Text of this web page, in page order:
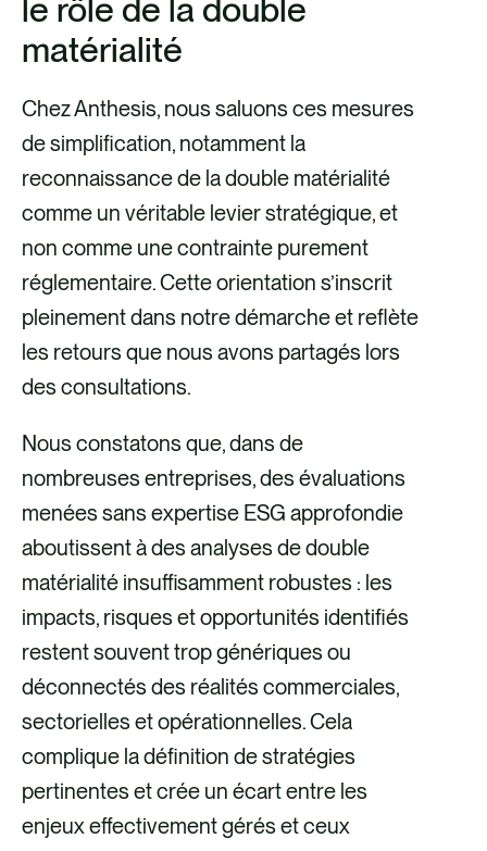
d’affaires de l’organisation
pour identifier les enjeux
Éviter d’exiger une
divulgation exhaustive sur
un sujet si seul un sous-
thème est pertinent ;
Clarifier la prise en
compte des mesures
d’atténuation lors de
l’évaluation des impacts ;
Cibler les évaluations sur
la décision, sans
rechercher l’exhaustivité ;
Promouvoir un processus
proportionné et fondé sur
révisions devraient aider
les organisations à
plus pertinentes pour
leurs modèles d’affaires et
uniques, renforçant ainsi
Les organisations
Les informations
reléguées en annexe
pour plus de lisibilité ; La
divulgation sera
recentrée sur les enjeux
distinction claire entre
exigences impératives et
Des recommandations
clarifieront la flexibilité
permise, permettront
Meilleur alignement entre
les normes transversales
(ESRS 1 et 2) et les
normes thématiques pour
limiter les doublons ;
indicateurs non
maintenant le focus sur
quantitatifs.
Indication précise des
divulgations obligatoires
le rôle de la double
matérialité
Chez Anthesis, nous saluons ces mesures
de simplification, notamment la
reconnaissance de la double matérialité
comme un véritable levier stratégique, et
non comme une contrainte purement
réglementaire. Cette orientation s’inscrit
pleinement dans notre démarche et reflète
les retours que nous avons partagés lors
des consultations.
Nous constatons que, dans de
nombreuses entreprises, des évaluations
menées sans expertise ESG approfondie
aboutissent à des analyses de double
matérialité insuffisamment robustes : les
impacts, risques et opportunités identifiés
restent souvent trop génériques ou
déconnectés des réalités commerciales,
sectorielles et opérationnelles. Cela
complique la définition de stratégies
pertinentes et crée un écart entre les
enjeux effectivement gérés et ceux